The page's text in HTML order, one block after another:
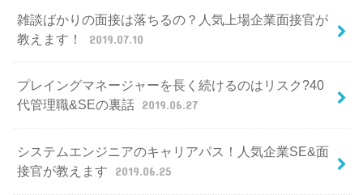
雑談ばかりの面接は落ちるの？人気上場企業面接官が
教えます！
2019.07.10
プレイングマネージャーを長く続けるのはリスク?40
代管理職&SEの裏話 2019.06.27
システムエンジニアのキャリアパス！人気企業SE&面
接官が教えます
2019.06.25